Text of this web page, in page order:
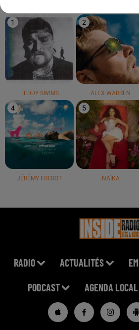
1
TEDDY SWIMS
2
ALEX WARREN
4
JÉRÉMY FREROT
5
NAÏKA
RADIO ACTUALITÉS
PODCAST AGENDA LOCAL